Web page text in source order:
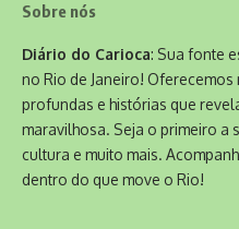
Sobre nós
Diário do Carioca: Sua fonte
no Rio de Janeiro!
profundas e histórias que
maravilhosa. Seja o primeiro a
cultura e muito mais.
dentro do que move o Rio!